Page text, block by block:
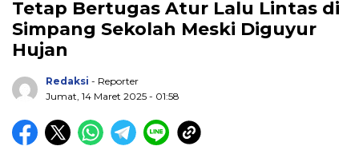
Tetap Bertugas Atur Lalu Lintas di
Simpang Sekolah Meski Diguyur
Hujan
Redaksi - Reporter
Jumat, 14 Maret 2025 - 01:58